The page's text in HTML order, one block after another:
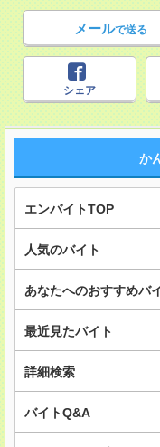
メールで送る
シェア
か
エンバイトTOP
人気のバイト
あなたへのおすすめバ
最近見たバイト
詳細検索
バイトQ&A